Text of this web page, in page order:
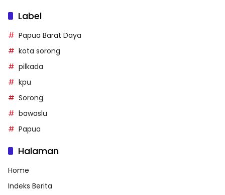
Label
Papua Barat Daya
kota sorong
pilkada
kpu
Sorong
bawaslu
Papua
Halaman
Home
Indeks Berita